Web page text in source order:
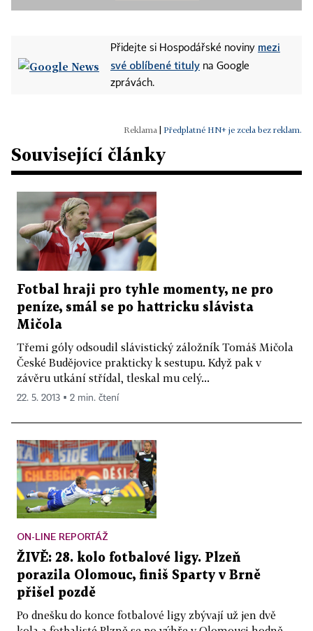
Přidejte si Hospodářské noviny mezi
své oblíbené tituly na Google
zprávách.
Předplatné HN+ je zcela bez reklam.
Související články
Fotbal hraji pro tyhle momenty, ne pro
peníze, smál se po hattricku slávista
Mičola
Třemi góly odsoudil slávistický záložník Tomáš Mičola
České Budějovice prakticky k sestupu. Když pak v
závěru utkání střídal, tleskal mu celý...
22. 5. 2013 ▪ 2 min. čtení
ON-LINE REPORTÁŽ
ŽIVĚ: 28. kolo fotbalové ligy. Plzeň
porazila Olomouc, finiš Sparty v Brně
přišel pozdě
Po dnešku do konce fotbalové ligy zbývají už jen dvě